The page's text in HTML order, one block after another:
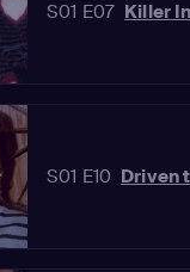
S01 E07 Killer
S01 E10 Driven